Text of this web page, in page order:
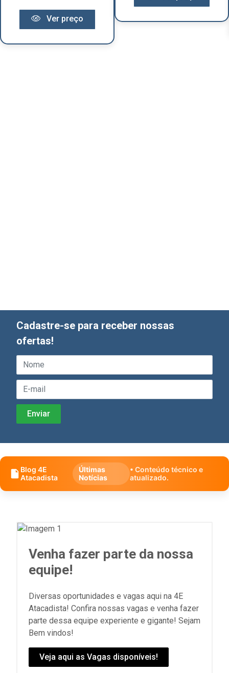
Ver preço
Cadastre-se para receber nossas
ofertas!
Blog 4E
Atacadista
Últimas
Notícias
• Conteúdo técnico e
atualizado.
Venha fazer parte da nossa
equipe!
Diversas oportunidades e vagas aqui na 4E
Atacadista! Confira nossas vagas e venha fazer
parte dessa equipe experiente e gigante! Sejam
Bem vindos!
Veja aqui as Vagas disponíveis!